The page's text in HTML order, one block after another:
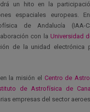
un hito en la
espaciales europeas.
de Andalucía (IAA-
con la Universidad
de la unidad electrónica
la misión el Centro de
de Astrofísica de
empresas del sector